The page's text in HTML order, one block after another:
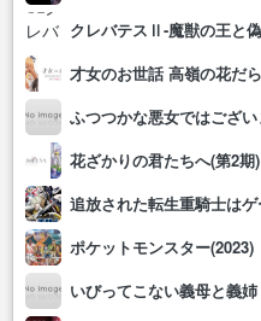
花ざかりの君たちへ(第2期)
ポケットモンスター(2023)
いびってこない義母と義姉